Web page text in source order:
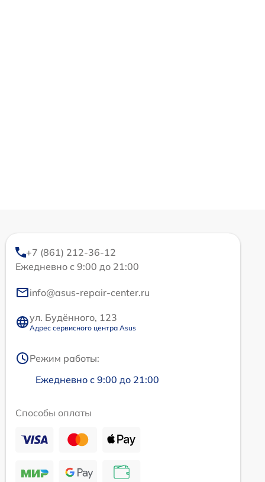
+7 (861) 212-36-12
Ежедневно с 9:00 до 21:00
info@asus-repair-center.ru
ул. Будённого, 123
Адрес сервисного центра Asus
Режим работы:
Ежедневно с 9:00 до 21:00
Способы оплаты